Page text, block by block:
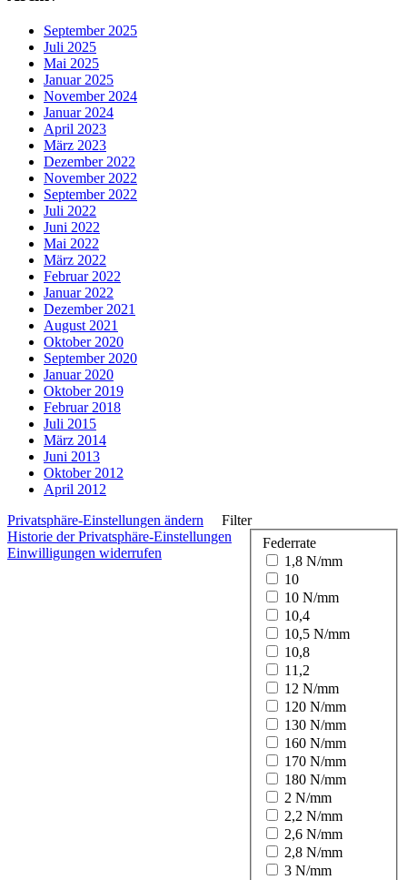
September 2025
Juli 2025
Mai 2025
Januar 2025
November 2024
Januar 2024
April 2023
März 2023
Dezember 2022
November 2022
September 2022
Juli 2022
Juni 2022
Mai 2022
März 2022
Februar 2022
Januar 2022
Dezember 2021
August 2021
Oktober 2020
September 2020
Januar 2020
Oktober 2019
Februar 2018
Juli 2015
März 2014
Juni 2013
Oktober 2012
April 2012
Privatsphäre-Einstellungen ändern
Historie der Privatsphäre-Einstellungen
Einwilligungen widerrufen
Filter
Federrate
1,8 N/mm
10
10 N/mm
10,4
10,5 N/mm
10,8
11,2
12 N/mm
120 N/mm
130 N/mm
160 N/mm
170 N/mm
180 N/mm
2 N/mm
2,2 N/mm
2,6 N/mm
2,8 N/mm
3 N/mm